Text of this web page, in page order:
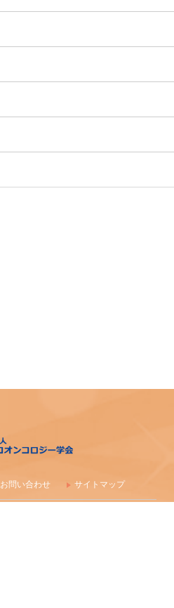
お問い合わせ サイトマップ